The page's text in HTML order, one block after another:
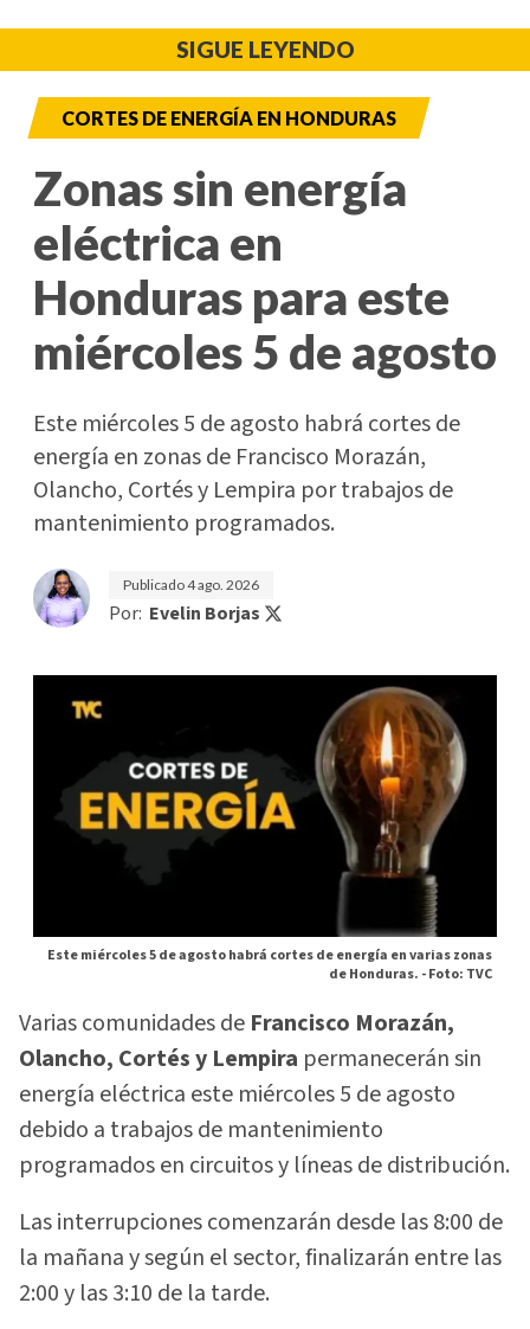
SIGUE LEYENDO
CORTES DE ENERGÍA EN HONDURAS
Zonas sin energía
eléctrica en
Honduras para este
miércoles 5 de agosto
Este miércoles 5 de agosto habrá cortes de
energía en zonas de Francisco Morazán,
Olancho, Cortés y Lempira por trabajos de
mantenimiento programados.
Publicado4 ago. 2026
Por: Evelin Borjas
Este miércoles 5 de agosto habrá cortes de energía en varias zonas
de Honduras. -Foto: TVC
Varias comunidades de Francisco Morazán,
Olancho, Cortés y Lempira permanecerán sin
energía eléctrica este miércoles 5 de agosto
debido a trabajos de mantenimiento
programados en circuitos y líneas de distribución.
Las interrupciones comenzarán desde las 8:00 de
la mañana y según el sector, finalizarán entre las
2:00 y las 3:10 de la tarde.